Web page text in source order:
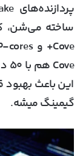
این باعث
گیمینگ میشه.